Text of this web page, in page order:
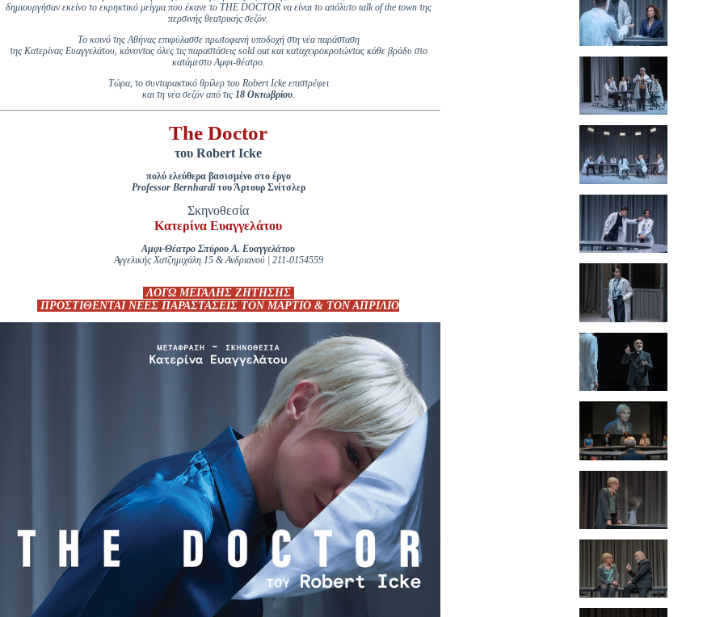
Είσοδος διαχειριστή
δημιουργήσαν εκείνο το εκρηκτικό μείγμα που έκανε το THE DOCTOR να είναι το απόλυτο talk of the town της
περσινής θεατρικής σεζόν.
Το κοινό της Αθήνας επιφύλασσε πρωτοφανή υποδοχή στη νέα παράσταση
της Κατερίνας Ευαγγελάτου, κάνοντας όλες τις παραστάσεις sold out και καταχειροκροτώντας κάθε βράδυ στο
κατάμεστο Αμφι-θέατρο.
Τώρα, το συνταρακτικό θρίλερ του Robert Icke επιστρέφει
και τη νέα σεζόν από τις 18 Οκτωβρίου.
The Doctor
του Robert Icke
πολύ ελεύθερα βασισμένο στο έργο
Professor Bernhardiτου Άρτουρ Σνίτσλερ
Σκηνοθεσία
Κατερίνα Ευαγγελάτου
Αμφι-Θέατρο Σπύρου Α. Ευαγγελάτου
Αγγελικής Χατζημιχάλη 15 & Ανδριανού | 211-0154559
ΛΟΓΩ ΜΕΓΑΛΗΣ ΖΗΤΗΣΗΣ
ΠΡΟΣΤΙΘΕΝΤΑΙ ΝΕΕΣ ΠΑΡΑΣΤΑΣΕΙΣ ΤΟΝ ΜΑΡΤΙΟ & ΤΟΝ ΑΠΡΙΛΙΟ